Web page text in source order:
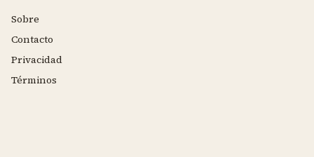
Sobre
Contacto
Privacidad
Términos